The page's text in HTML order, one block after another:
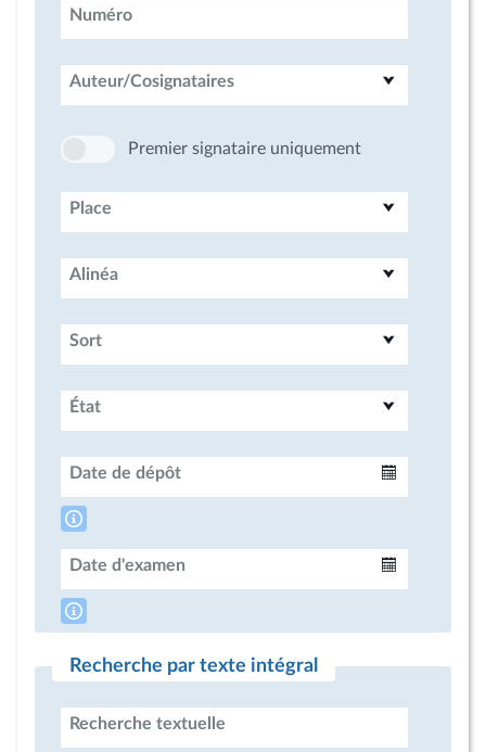
Numéro
Auteur/Cosignataires
Premier signataire uniquement
Place
Alinéa
Sort
État
Date de dépôt
Date d'examen
Recherche par texte intégral
Recherche textuelle